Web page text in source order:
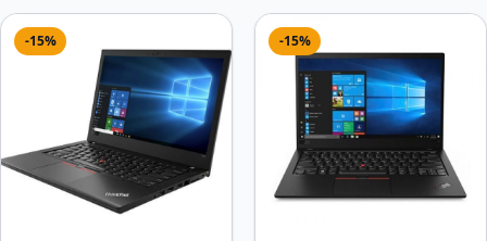
-15% -15%